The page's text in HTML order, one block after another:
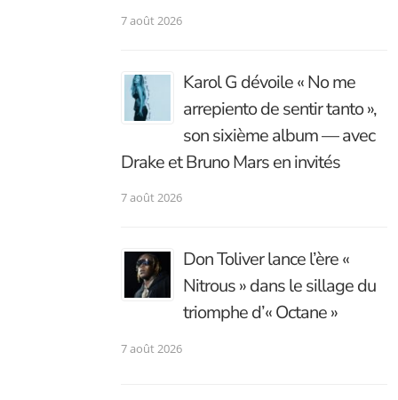
7 août 2026
Karol G dévoile « No me
arrepiento de sentir tanto »,
son sixième album — avec
Drake et Bruno Mars en invités
7 août 2026
Don Toliver lance l’ère «
Nitrous » dans le sillage du
triomphe d’« Octane »
7 août 2026